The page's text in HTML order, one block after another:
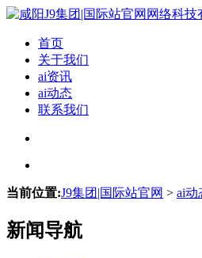
首页
关于我们
ai资讯
ai动态
联系我们
当前位置:J9集团|国际站官网 > ai动
新闻导航